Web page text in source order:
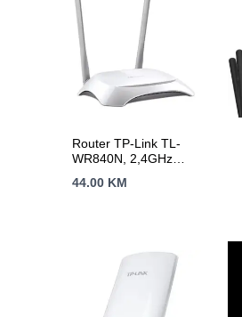
Router TP-Link TL-
WR840N, 2,4GHz
4 x 10/100Mbps LAN
Directional Antenna 2
44.00 KM